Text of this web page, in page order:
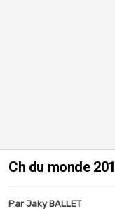
Ch du monde
Par Jaky BALLET